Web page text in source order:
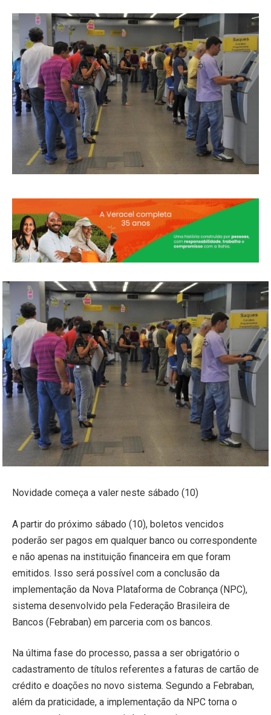
Novidade começa a valer neste sábado (10)
A partir do próximo sábado (10), boletos vencidos
poderão ser pagos em qualquer banco ou correspondente
e não apenas na instituição financeira em que foram
emitidos. Isso será possível com a conclusão da
implementação da Nova Plataforma de Cobrança (NPC),
sistema desenvolvido pela Federação Brasileira de
Bancos (Febraban) em parceria com os bancos.
Na última fase do processo, passa a ser obrigatório o
cadastramento de títulos referentes a faturas de cartão de
crédito e doações no novo sistema. Segundo a Febraban,
além da praticidade, a implementação da NPC torna o